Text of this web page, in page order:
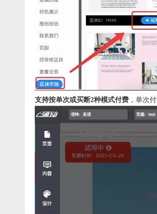
支持按单次或买断2种模式付费 ，单次